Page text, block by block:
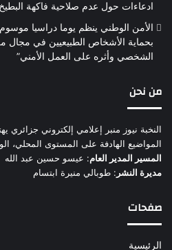
ادعاءات حول عدم صلاحية فاكهة البطيخ
الأمن الوطني ينظم يوما دراسيا موسوم
بحماية الأشخاص الطبيعيين في مجال
الشخصي وأثره على العمل الأمني”
من نحن
النخبة نيوز منبر إعلامي إلكتروني جزائري
المواضيع الهادفة على المستوى المحلي،
المسير المدير العام: عيسو حسين عبد الله
مديرة النشر : طوبالي منيرة ابتسام
صفحات
الرئيسية